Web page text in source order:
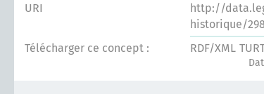
URI
http://
historique/298
Télécharger ce concept :
RDF/XML